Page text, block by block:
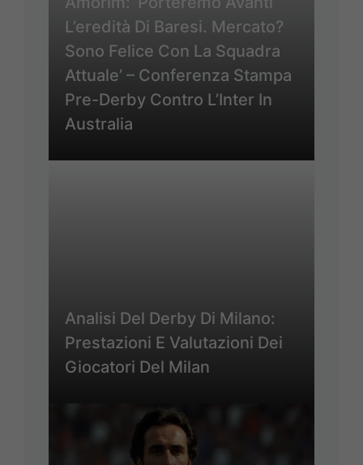
L’eredità Di Baresi. Mercato?
Sono Felice Con La Squadra
Attuale’ – Conferenza Stampa
Pre-Derby Contro L’Inter In
Australia
Analisi Del Derby Di Milano:
Prestazioni E Valutazioni Dei
Giocatori Del Milan